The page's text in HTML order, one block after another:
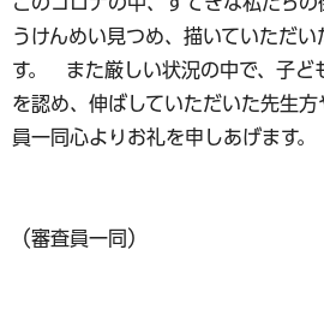
うけんめい見つめ、描いていただ
す。 また厳しい状況の中で、子ど
を認め、伸ばしていただいた先生
員一同心よりお礼を申しあげます。
（審査員一同）